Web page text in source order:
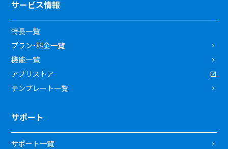
サービス情報
特長一覧
プラン・料金一覧
機能一覧
アプリストア
テンプレート一覧
サポート
サポート一覧